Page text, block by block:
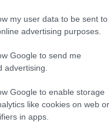
my user data to be sent to
advertising purposes.
Google to send me
advertising.
Google to enable storage
like cookies on web or
in apps.